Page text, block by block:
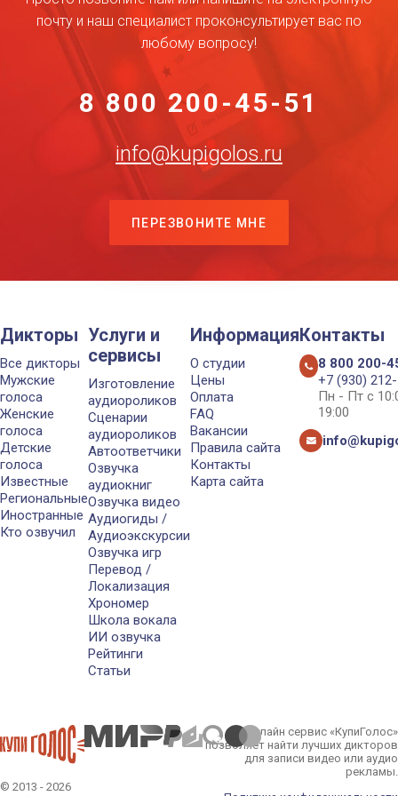
почту и наш специалист проконсультирует вас по
любому вопросу!
8 800 200-45-51
info@kupigolos.ru
ПЕРЕЗВОНИТЕ МНЕ
Дикторы
Все дикторы
Мужские
голоса
Женские
голоса
Детские
голоса
Известные
Региональные
Иностранные
Кто озвучил
Услуги и
сервисы
Изготовление
аудиороликов
Сценарии
аудиороликов
Автоответчики
Озвучка
аудиокниг
Озвучка видео
Аудиогиды /
Аудиоэкскурсии
Озвучка игр
Перевод /
Локализация
Хрономер
Школа вокала
ИИ озвучка
Рейтинги
Статьи
Информация
О студии
Цены
Оплата
FAQ
Вакансии
Правила сайта
Контакты
Карта сайта
Контакты
8 800 200-
+7 (930)
Пн - Пт с
19:00
© 2013 - 2026
Онлайн сервис «КупиГолос»
позволяет найти лучших дикторов
для записи видео или аудио
рекламы.